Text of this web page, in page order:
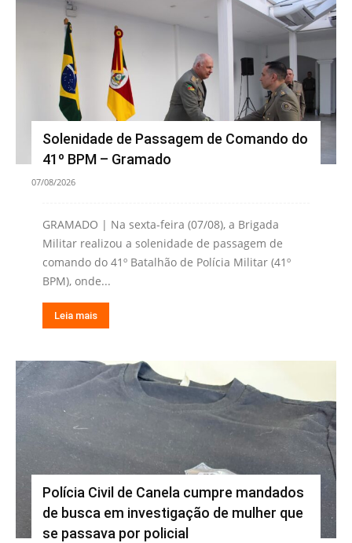
Solenidade de Passagem de Comando do
41º BPM – Gramado
07/08/2026
GRAMADO | Na sexta-feira (07/08), a Brigada
Militar realizou a solenidade de passagem de
comando do 41º Batalhão de Polícia Militar (41º
BPM), onde...
Leia mais
Polícia Civil de Canela cumpre mandados
de busca em investigação de mulher que
se passava por policial